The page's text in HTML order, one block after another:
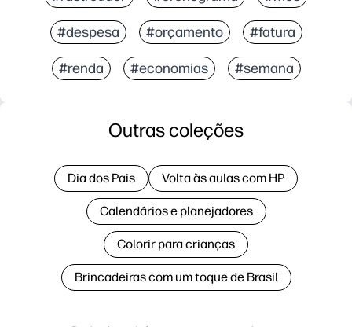
#despesa #orçamento #fatura
#renda #economias #semana
Outras coleções
Dia dos Pais Volta às aulas com HP
Calendários e planejadores
Colorir para crianças
Brincadeiras com um toque de Brasil